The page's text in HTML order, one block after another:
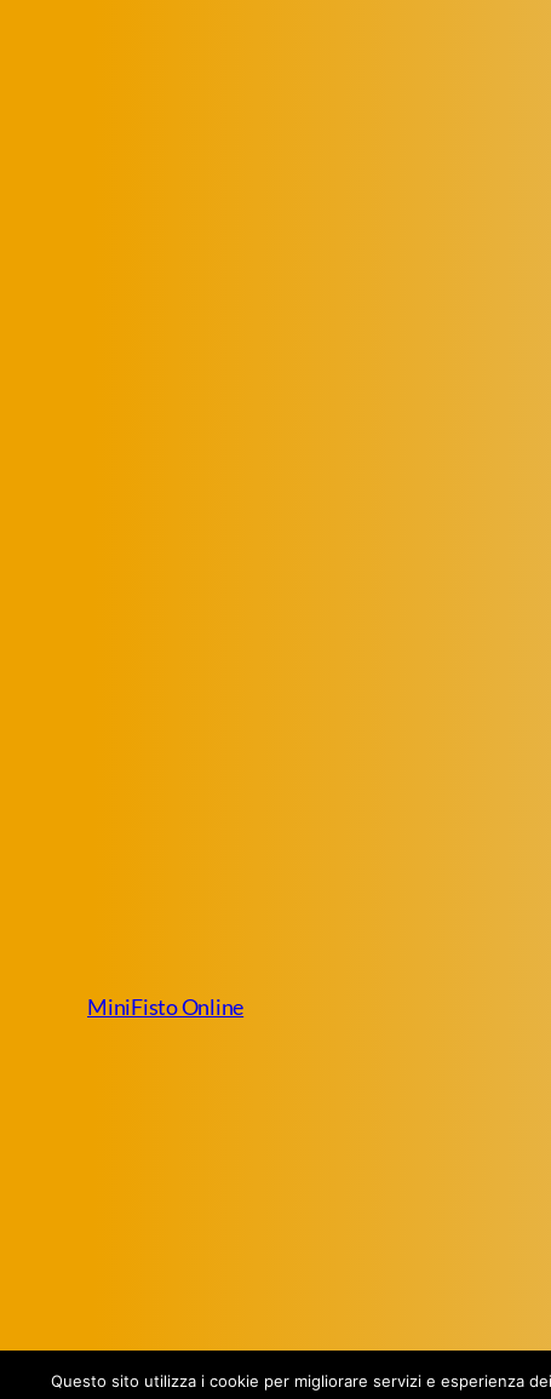
MiniFisto Online
Questo sito utilizza i cookie per migliorare servizi e esperienza